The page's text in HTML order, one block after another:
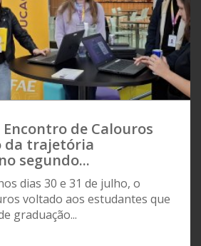
Encontro de Calouros
da trajetória
segundo...
dias 30 e 31 de julho, o
voltado aos estudantes que
graduação...